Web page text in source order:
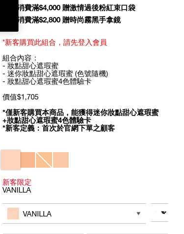
全館消費滿$4,000 贈激情過後粉紅束口袋
全館消費滿$2,800 贈時尚霧黑手拿鏡
*新客購買此組合，請先登入會員
組合內容：
- 妝點甜心遮瑕蜜
- 迷你妝點甜心遮瑕蜜 (色號隨機)
- 妝點甜心遮瑕蜜4色體驗卡
價值$1,705
*僅新客購買本商品，能獲得迷你妝點甜心遮瑕蜜
+妝點甜心遮瑕蜜4色體驗卡
*新客定義：首次於官網下單之顧客
Variations
新客限定
VANILLA
to
options
Actions
其他色系
VANILLA
數量